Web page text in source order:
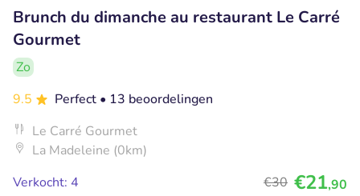
Brunch du dimanche au restaurant Le Carré
Gourmet
Zo
9.5
Perfect • 13 beoordelingen
Le Carré Gourmet
La Madeleine (0km)
Verkocht: 4
€30 €21,90